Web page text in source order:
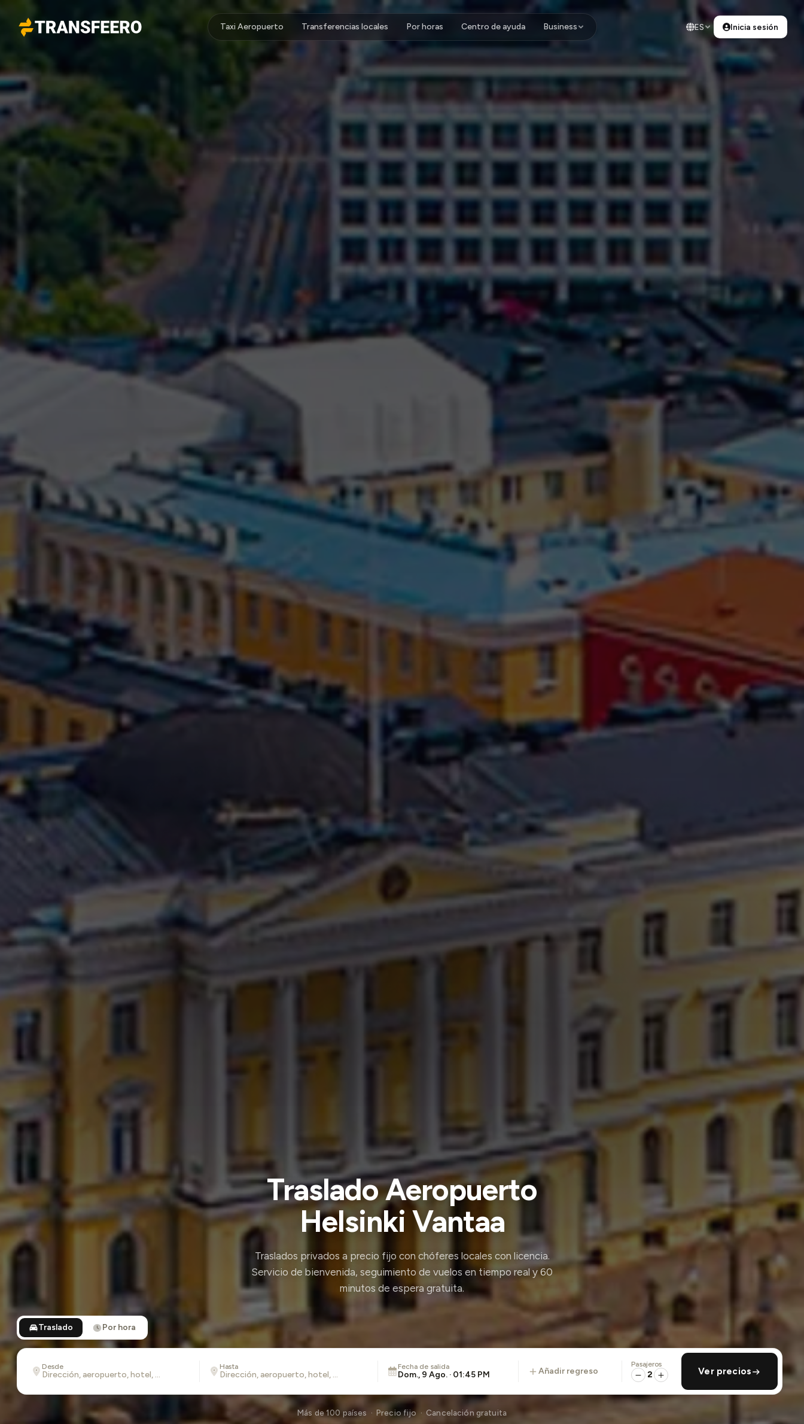
Transfeero
Taxi Aeropuerto Transferencias locales Por horas Centro de ayuda Business ES Inicia sesión
Traslado Aeropuerto
Helsinki Vantaa
Traslados privados a precio fijo con chóferes locales con licencia.
Servicio de bienvenida, seguimiento de vuelos en tiempo real y 60
minutos de espera gratuita.
Traslado Por hora
Desde Hasta Fecha de salida
Dom., 9 Ago. · 01:45 PM añadir regreso
Pasajeros
2 Ver precios
Más de 100 países · Precio fijo · Cancelación gratuita